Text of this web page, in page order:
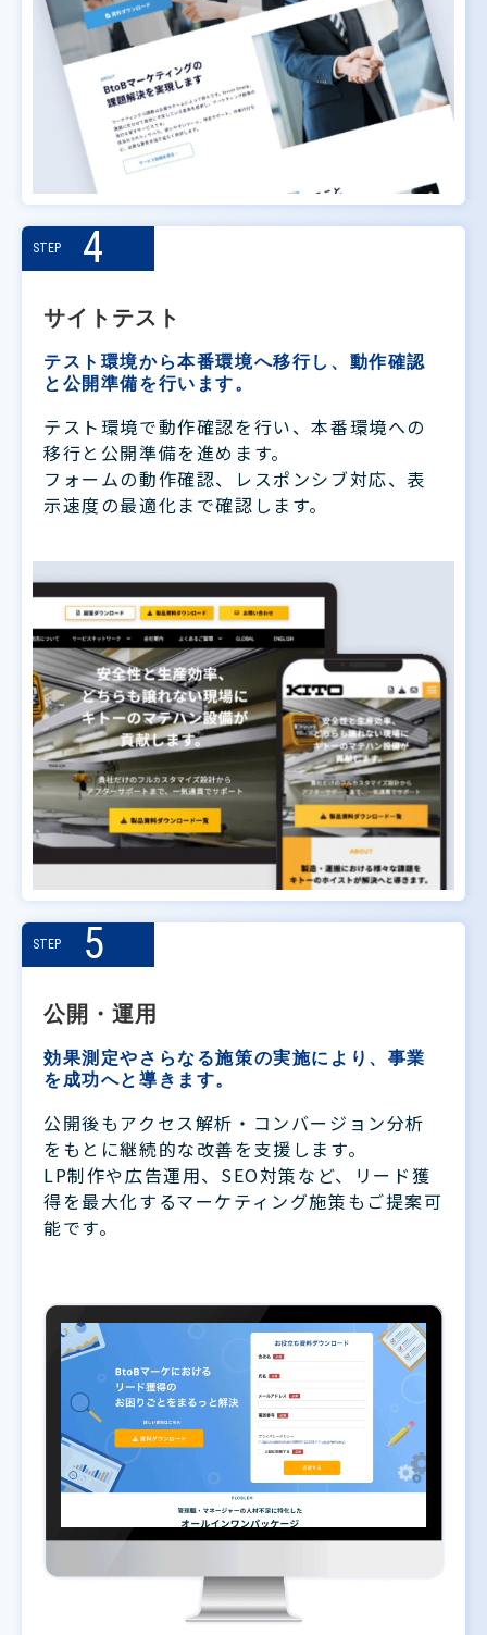
STEP 4
サイトテスト
テスト環境から本番環境へ移行し、動作確認
と公開準備を行います。
テスト環境で動作確認を行い、本番環境への
移行と公開準備を進めます。
フォームの動作確認、レスポンシブ対応、表
示速度の最適化まで確認します。
STEP 5
公開・運用
効果測定やさらなる施策の実施により、事業
を成功へと導きます。
公開後もアクセス解析・コンバージョン分析
をもとに継続的な改善を支援します。
LP制作や広告運用、SEO対策など、リード獲
得を最大化するマーケティング施策もご提案可
能です。